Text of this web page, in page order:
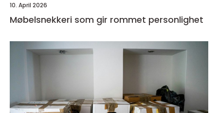
10. April 2026
Møbelsnekkeri som gir rommet personlighet